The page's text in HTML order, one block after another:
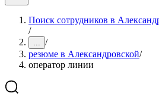
Поиск сотрудников в
/
... /
резюме в Александровской/
оператор линии